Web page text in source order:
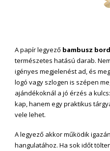
A papír legyező bambusz
természetes hatású darab.
igényes megjelenést ad, és
logó vagy szlogen is szépen
ajándékoknál a jó érzés a
kap, hanem egy praktikus
vele lehet.
A legyező akkor működik
hangulatához. Ha sok időt